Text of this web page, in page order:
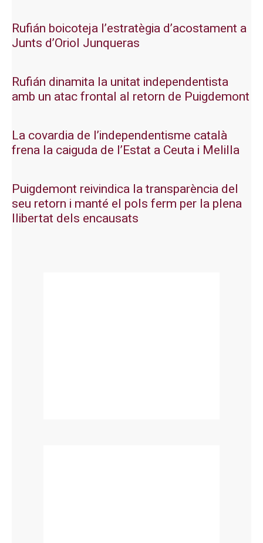
Rufián boicoteja l’estratègia d’acostament a
Junts d’Oriol Junqueras
Rufián dinamita la unitat independentista
amb un atac frontal al retorn de Puigdemont
La covardia de l’independentisme català
frena la caiguda de l’Estat a Ceuta i Melilla
Puigdemont reivindica la transparència del
seu retorn i manté el pols ferm per la plena
llibertat dels encausats